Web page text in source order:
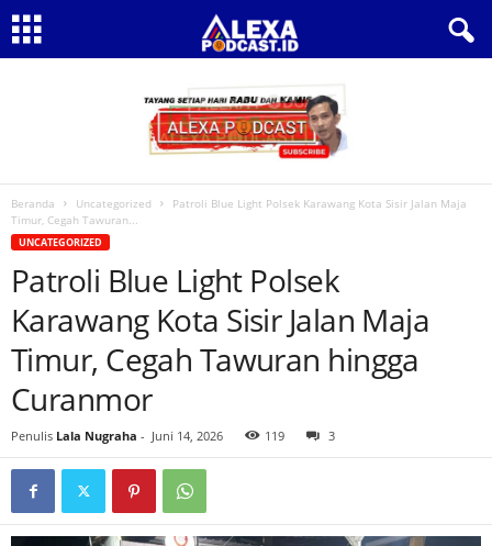
Beranda Uncategorized
Patroli Blue Light Polsek Karawang Kota Sisir Jalan Maja
Timur, Cegah Tawuran...
UNCATEGORIZED
Patroli Blue Light Polsek
Karawang Kota Sisir Jalan Maja
Timur, Cegah Tawuran hingga
Curanmor
Penulis Lala Nugraha - Juni 14, 2026 119 3